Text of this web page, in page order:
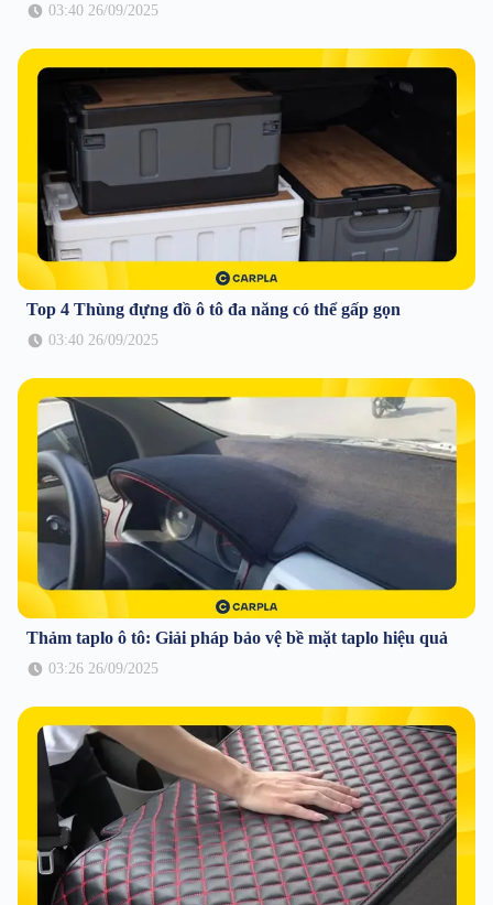
03:40 26/09/2025
Top 4 Thùng đựng đồ ô tô đa năng có thể gấp gọn
03:40 26/09/2025
Thảm taplo ô tô: Giải pháp bảo vệ bề mặt taplo hiệu quả
03:26 26/09/2025